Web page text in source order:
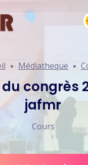
Médiatheque
congrès
jafmr
Cours